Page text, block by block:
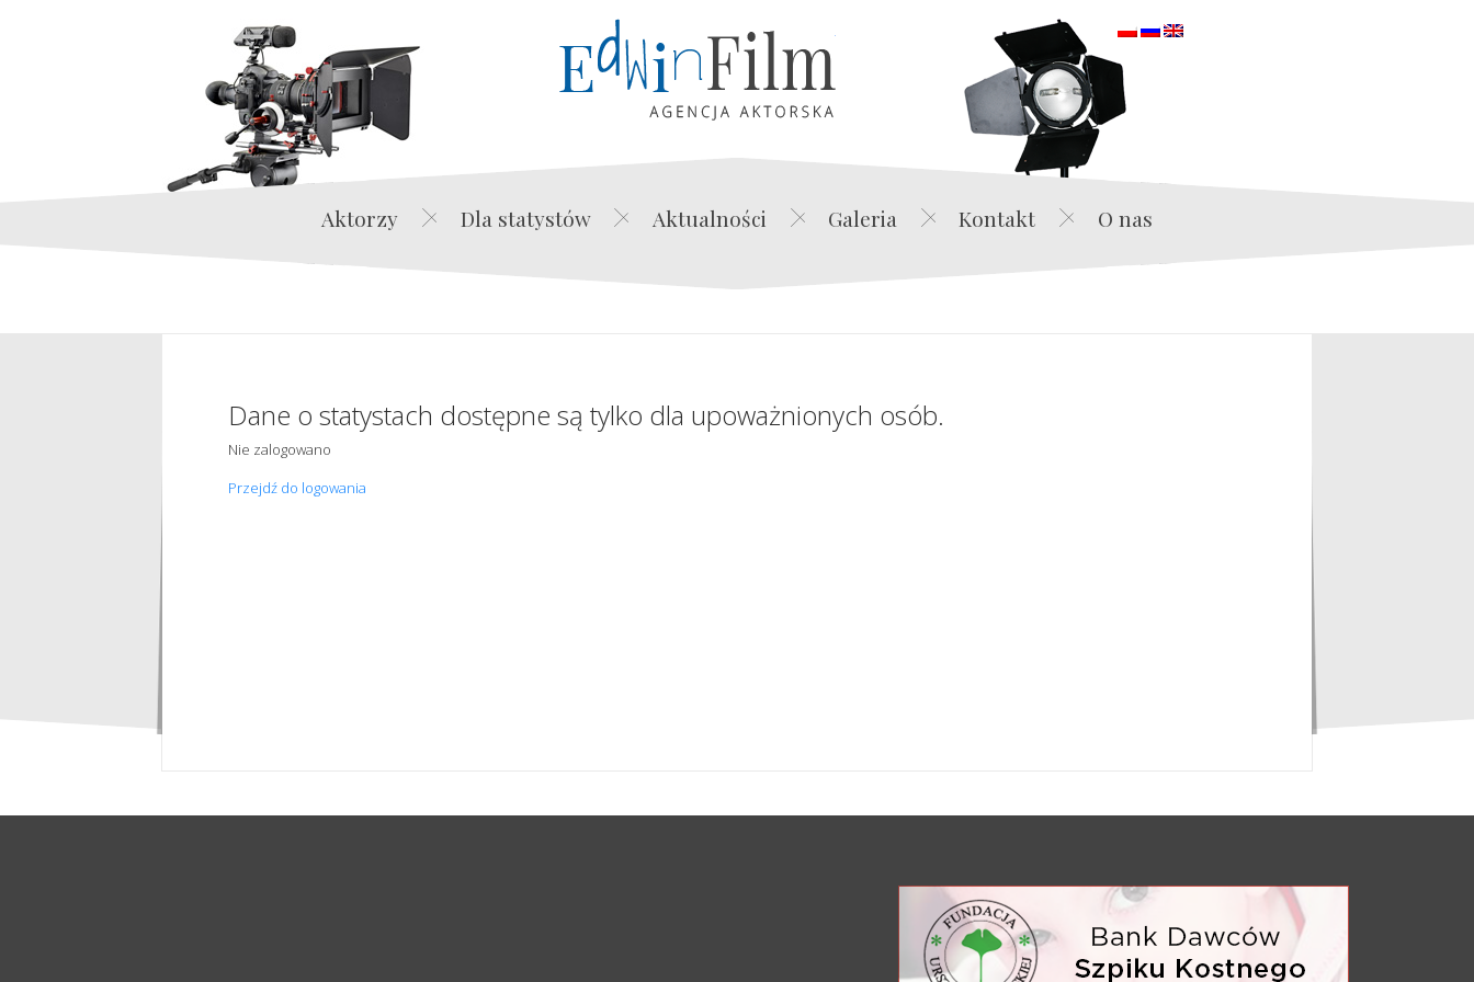
Edwin Film Agencja Aktorska
Aktorzy Dla statystów Aktualności Galeria Kontakt O nas
Dane o statystach dostępne są tylko dla upoważnionych osób.
Nie zalogowano
Przejdź do logowania